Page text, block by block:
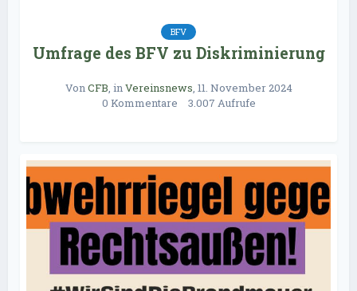
BFV
Umfrage des BFV zu Diskriminierung
VonCFB, inVereinsnews, 11. November 2024
0 Kommentare
3.007 Aufrufe